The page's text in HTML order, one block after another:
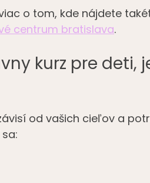
o tom, kde nájdete
centrum bratislava.
kurz pre deti,
od vašich cieľov a